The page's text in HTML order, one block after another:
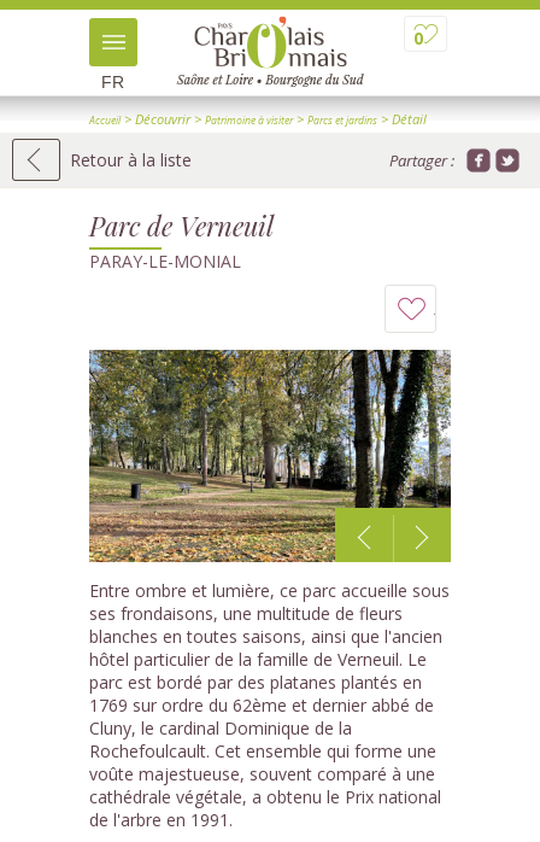
0
FR
Accueil> Découvrir> Patrimoine à visiter> Parcs et jardins > Détail
Retour à la liste Partager :
Parc de Verneuil
PARAY-LE-MONIAL
à
mon
carnet
1 /3
Entre ombre et lumière, ce parc accueille sous
ses frondaisons, une multitude de fleurs
blanches en toutes saisons, ainsi que l'ancien
hôtel particulier de la famille de Verneuil. Le
parc est bordé par des platanes plantés en
1769 sur ordre du 62ème et dernier abbé de
Cluny, le cardinal Dominique de la
Rochefoulcault. Cet ensemble qui forme une
voûte majestueuse, souvent comparé à une
cathédrale végétale, a obtenu le Prix national
de l'arbre en 1991.